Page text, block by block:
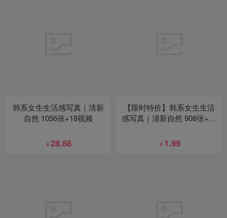
韩系女生生活感写真｜清新
自然 1056张+18视频
￥28.88
【限时特价】韩系女生生活
感写真｜清新自然 908张+67
￥ 1.99